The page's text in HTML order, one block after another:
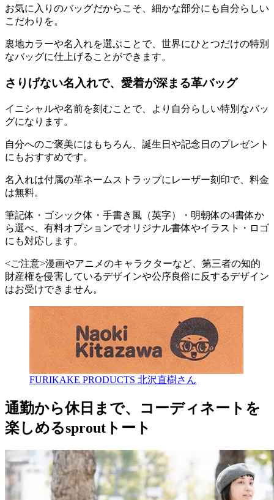
お気に入りのバッグだからこそ、細かな部分にも自分らしい
こだわりを。
裏地カラーや名入れを選ぶことで、世界にひとつだけの特別
なバッグに仕上げることができます。
さりげない名入れで、愛着が深まる革バッグ
イニシャルや名前を刻むことで、より自分らしい特別なバッ
グになります。
自分へのご褒美にはもちろん、誕生日や記念日のプレゼント
にもおすすめです。
名入れは付属の革ネームストラップにレーザー刻印で、料金
は無料。
筆記体・ゴシック体・手書き風（英字）・明朝体の4書体か
ら選べ、有料オプションでオリジナル書体やイラスト・ロゴ
にも対応します。
<ご注意>漫画やアニメのキャラクターなど、第三者の知的
財産権を侵害しているデザインや公序良俗に反するデザイン
はお受けできません。
FURIKAKE PRODUCTS 北沢直樹さん
通勤から休日まで、コーディネートを
楽しめるsproutトート